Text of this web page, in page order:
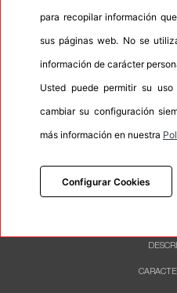
Banda blanca
Calidad
P.O.R.
Oportunidad
para recopilar información
sus páginas web. No se
información de carácter
Usted puede permitir su
cambiar su configuración
más información en nuestra
Configurar Cookies